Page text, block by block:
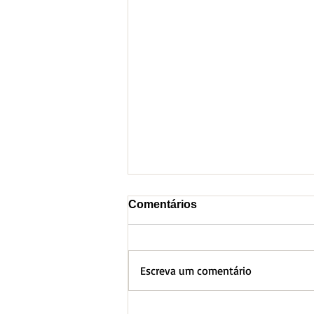
Comentários
Escreva um comentário